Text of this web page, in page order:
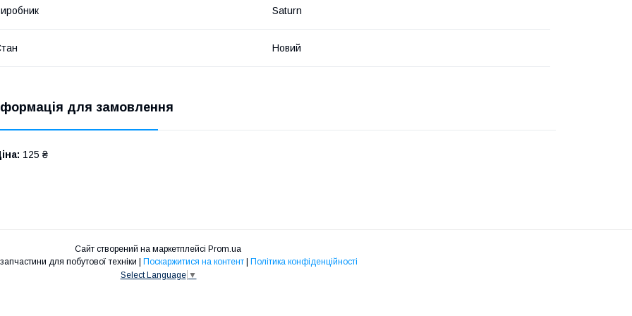
Saturn
Новий
для замовлення
125 ₴
Сайт створений на маркетплейсі Prom.ua
SLSshop - запчастини для побутової техніки | Поскаржитися на контент | Політика конфіденційності
Select Language ▼